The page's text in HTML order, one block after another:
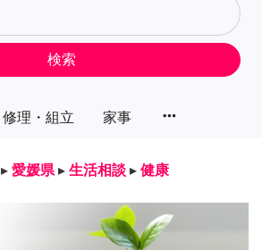
修理・組立 家事 more_horiz
検索
▸ 愛媛県 ▸ 生活相談 ▸ 健康